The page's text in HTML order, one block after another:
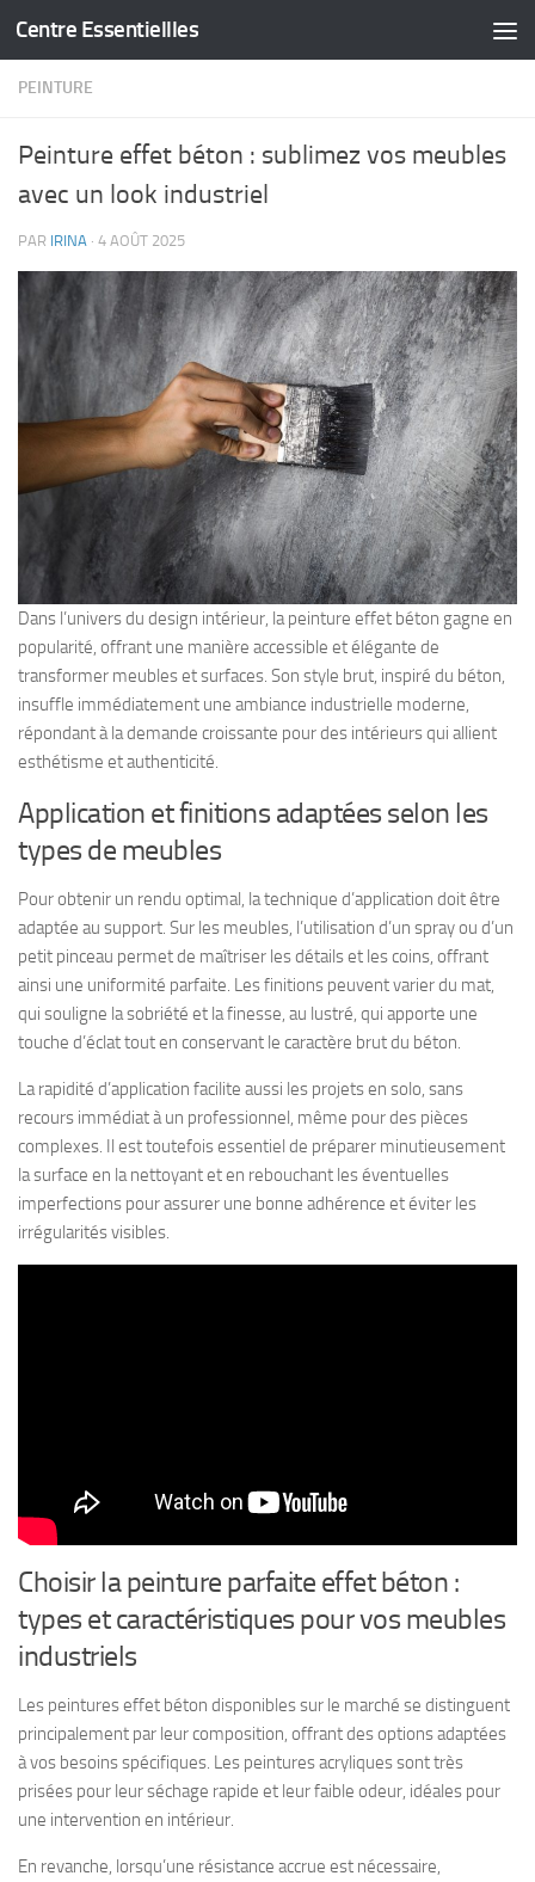
Skip to content
Centre Essentiellles
PEINTURE
Peinture effet béton : sublimez vos meubles
avec un look industriel
PAR IRINA · 4 AOÛT 2025
Dans l’univers du design intérieur, la peinture effet béton gagne en
popularité, offrant une manière accessible et élégante de
transformer meubles et surfaces. Son style brut, inspiré du béton,
insuffle immédiatement une ambiance industrielle moderne,
répondant à la demande croissante pour des intérieurs qui allient
esthétisme et authenticité.
Application et finitions adaptées selon les
types de meubles
Pour obtenir un rendu optimal, la technique d’application doit être
adaptée au support. Sur les meubles, l’utilisation d’un spray ou d’un
petit pinceau permet de maîtriser les détails et les coins, offrant
ainsi une uniformité parfaite. Les finitions peuvent varier du mat,
qui souligne la sobriété et la finesse, au lustré, qui apporte une
touche d’éclat tout en conservant le caractère brut du béton.
La rapidité d’application facilite aussi les projets en solo, sans
recours immédiat à un professionnel, même pour des pièces
complexes. Il est toutefois essentiel de préparer minutieusement
la surface en la nettoyant et en rebouchant les éventuelles
imperfections pour assurer une bonne adhérence et éviter les
irrégularités visibles.
Choisir la peinture parfaite effet béton :
types et caractéristiques pour vos meubles
industriels
Les peintures effet béton disponibles sur le marché se distinguent
principalement par leur composition, offrant des options adaptées
à vos besoins spécifiques. Les peintures acryliques sont très
prisées pour leur séchage rapide et leur faible odeur, idéales pour
une intervention en intérieur.
En revanche, lorsqu’une résistance accrue est nécessaire,